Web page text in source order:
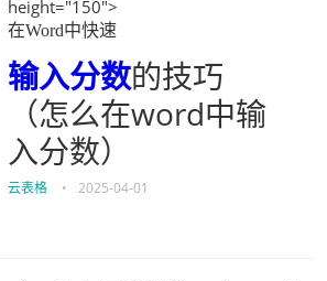
height="150">
在Word中快速
输入分数的技巧
（怎么在word中输
入分数）
云表格 • 2025-04-01